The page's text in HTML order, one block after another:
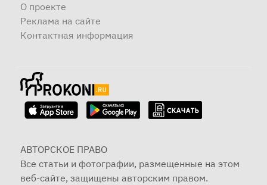
О проекте
Реклама на сайте
Контактная информация
АВТОРСКОЕ ПРАВО
Все статьи и фотографии, размещенные на этом
веб-сайте, защищены авторским правом.